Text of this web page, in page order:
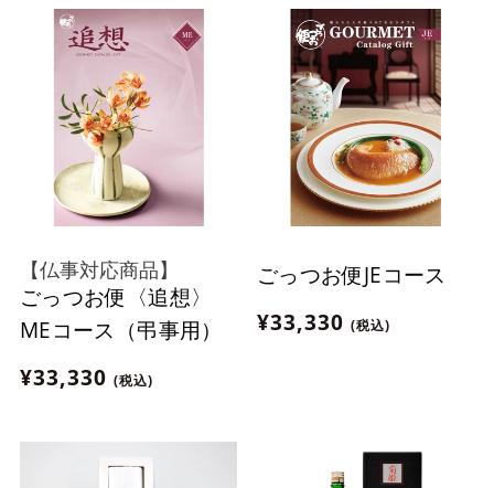
【仏事対応商品】
ごっつお便〈追想〉
MEコース（弔事用）
¥33,330 (税込)
ごっつお便JEコース
¥33,330 (税込)